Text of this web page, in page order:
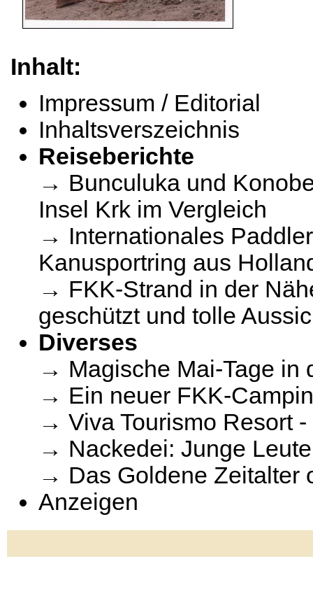
Inhalt:
Impressum / Editorial
Inhaltsverszeichnis
Reiseberichte
→ Bunculuka und
Insel Krk im Vergleich
→ Internationales
Kanusportring aus
→ FKK-Strand in der
geschützt und tolle
Diverses
→ Magische Mai-Tage in
→ Ein neuer FKK-
→ Viva Tourismo Resort
→ Nackedei: Junge
→ Das Goldene Zeitalter
Anzeigen